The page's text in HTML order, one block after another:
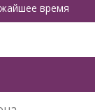
время